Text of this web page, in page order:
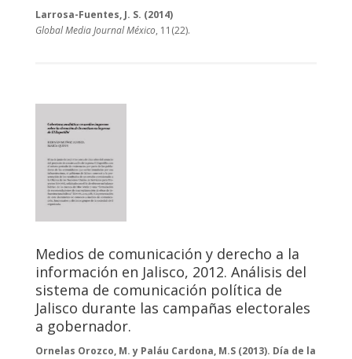
Larrosa-Fuentes, J. S. (2014)
Global Media Journal México, 11(22).
Medios de comunicación y derecho a la
información en Jalisco, 2012. Análisis del
sistema de comunicación política de
Jalisco durante las campañas electorales
a gobernador.
Ornelas Orozco, M. y Paláu Cardona, M.S (2013). Día de la